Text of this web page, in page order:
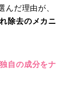
んだ理由が、
除去のメカニ
自の成分をナ